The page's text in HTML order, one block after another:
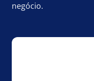
negócio.